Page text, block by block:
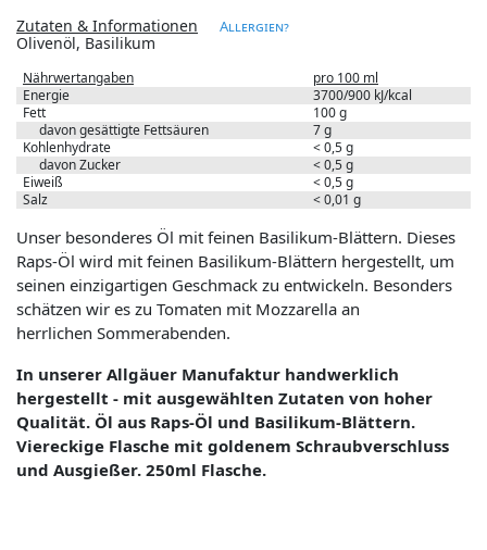
Zutaten & Informationen Allergien?
Olivenöl, Basilikum
Nährwertangaben
pro 100 ml
Energie
3700/900 kJ/kcal
Fett
100 g
davon gesättigte Fettsäuren
7 g
Kohlenhydrate
< 0,5 g
davon Zucker
< 0,5 g
Eiweiß
< 0,5 g
Salz
< 0,01 g
Unser besonderes Öl mit feinen Basilikum-Blättern. Dieses
Raps-Öl wird mit feinen Basilikum-Blättern hergestellt, um
seinen einzigartigen Geschmack zu entwickeln. Besonders
schätzen wir es zu Tomaten mit Mozzarella an
herrlichen Sommerabenden.
In unserer Allgäuer Manufaktur handwerklich
hergestellt - mit ausgewählten Zutaten von hoher
Qualität. Öl aus Raps-Öl und Basilikum-Blättern.
Viereckige Flasche mit goldenem Schraubverschluss
und Ausgießer. 250ml Flasche.